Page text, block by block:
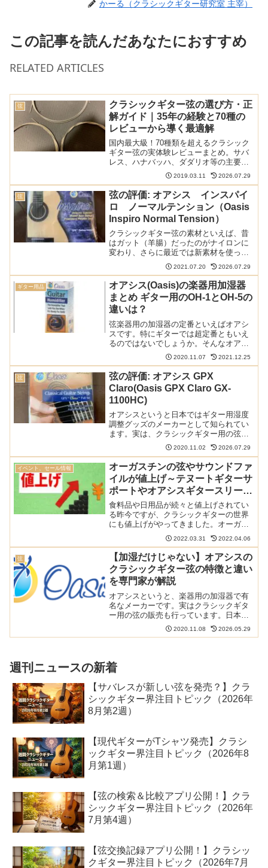
かーる（クラシックギター研究室 主宰）
この記事を読んだあなたにおすすめ
RELATED ARTICLES
弦
クラシックギター弦の選び方・正
解ガイド｜35年の経験と70種の
レビューから導く最適解
国内最大級！70種類を超えるクラシック
ギター弦の実体験レビューまとめ。サバ
レス、ハナバッハ、ダダリオ等の主要メ
ーカーから希少なスペイン弦まで網羅。
比較早見表やショートカットリンクで、
気になる弦の評価へすぐ辿り着けます。
弦選びに迷う全てのギタリスト必見の保
存版ガイド。
2019.03.11 2026.07.29
弦
弦の評価: オアシス インスパイ
ロ ノーマルテンション（Oasis
Inspiro Normal Tension）
クラシックギター弦の素材といえば、昔
はガット（羊腸）だったのがナイロンに
変わり、さらに最近では新素材を使った
ものが数多く販売されています。Oasisの
Inspiroもそんな新素材系の弦の1つです。
新発売のこの弦を早速試してみました。
以下の記...
2021.07.20 2026.07.29
ギター用品
オアシス(Oasis)の楽器用加湿器
まとめ ギター用のOH-1とOH-5の
違いは？
弦楽器用の加湿器の定番といえばオアシ
スです。特にギターでは超定番ともいえ
るのではないでしょうか。そんなオアシ
スにはいろいろな製品が存在し、どれを
選べばいいのかわからなくなりそうで
す。この記事ではオアシスの加湿器につ
いてまとめてみました。ギタ...
2020.11.07 2021.12.25
弦
弦の評価: オアシス GPX
Claro(Oasis GPX Claro GX-
1100HC)
オアシスというと日本ではギター用湿度
調整グッズのメーカーとして知られてい
ます。実は、クラシックギター用の弦も
販売しているんです。今回はそんなオア
シスのラインナップのなかから、GPX
Claroというセットをレビューします。1
弦が特殊なナイロ...
2020.11.02 2026.07.29
イベント、セール情報
オーガスチンの弦やサウンドファ
イルが値上げ～テヌートギターサ
ポートやオアシスギタースリーブ
も
食料品や日用品が続々と値上げされてい
る昨今ですが、クラシックギターの世界
にも値上げがやってきました。オーガス
チン弦や爪ヤスリのサウンドファイル、
テヌートギターサポートやオアシスギタ
ースリーブが2022年4月1日から値上げさ
れるそうです。オー...
2022.03.31 2022.04.06
弦
【加湿だけじゃない】オアシスの
クラシックギター弦の特徴と違い
を専門家が解説
オアシスというと、楽器用の加湿器で有
名なメーカーです。実はクラシックギタ
ー用の弦の販売も行っています。日本で
はメジャーではありませんが、しっかり
とトレンドを踏まえたラインナップで
2020.11.08 2026.05.29
週刊ニュースの新着
【サバレスが新しい弦を発売？】クラ
シックギター界注目トピック（2026年
8月第2週）
【現代ギターがTシャツ発売】クラシ
ックギター界注目トピック（2026年8
月第1週）
【弦の検索＆比較アプリ公開！】クラ
シックギター界注目トピック（2026年
7月第4週）
【弦交換記録アプリ公開！】クラシッ
クギター界注目トピック（2026年7月